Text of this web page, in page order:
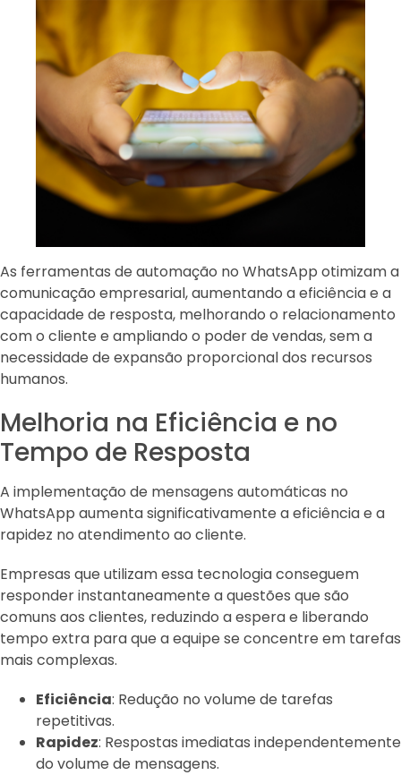
As ferramentas de automação no WhatsApp otimizam a
comunicação empresarial, aumentando a eficiência e a
capacidade de resposta, melhorando o relacionamento
com o cliente e ampliando o poder de vendas, sem a
necessidade de expansão proporcional dos recursos
humanos.
Melhoria na Eficiência e no
Tempo de Resposta
A implementação de mensagens automáticas no
WhatsApp aumenta significativamente a eficiência e a
rapidez no atendimento ao cliente.
Empresas que utilizam essa tecnologia conseguem
responder instantaneamente a questões que são
comuns aos clientes, reduzindo a espera e liberando
tempo extra para que a equipe se concentre em tarefas
mais complexas.
Eficiência: Redução no volume de tarefas
repetitivas.
Rapidez: Respostas imediatas independentemente
do volume de mensagens.